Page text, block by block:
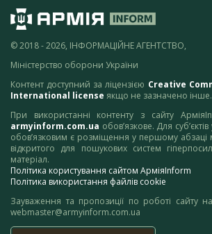
© 2018 - 2026, ІНФОРМАЦІЙНЕ АГЕНТСТВО,
Міністерство оборони України
Контент доступний за ліцензією Creative
International license якщо не зазначено інше.
При використанні контенту з сайту
armyinform.com.ua обов’язкове. Для
обов’язковим є розміщення у першому абзаці
відкритого для пошукових систем
матеріал.
Політика користування сайтом АрміяInform
Політика використання файлів cookie
Зауваження та пропозиції по роботі сайту
webmaster@armyinform.com.ua